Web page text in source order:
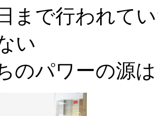
まで行われて
い
のパワーの源